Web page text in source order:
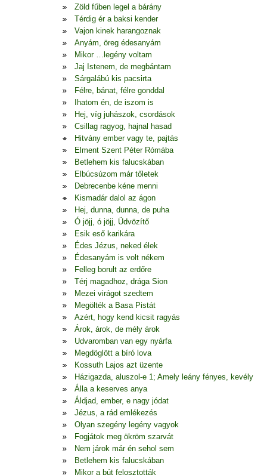
Zöld fűben legel a bárány
Térdig ér a baksi kender
Vajon kinek harangoznak
Anyám, öreg édesanyám
Mikor …legény voltam
Jaj Istenem, de megbántam
Sárgalábú kis pacsirta
Félre, bánat, félre gonddal
Ihatom én, de iszom is
Hej, víg juhászok, csordások
Csillag ragyog, hajnal hasad
Hitvány ember vagy te, pajtás
Elment Szent Péter Rómába
Betlehem kis falucskában
Elbúcsúzom már tőletek
Debrecenbe kéne menni
Kismadár dalol az ágon
Hej, dunna, dunna, de puha
Ó jöjj, ó jöjj, Üdvözítő
Esik eső karikára
Édes Jézus, neked élek
Édesanyám is volt nékem
Felleg borult az erdőre
Térj magadhoz, drága Sion
Mezei virágot szedtem
Megölték a Basa Pistát
Azért, hogy kend kicsit ragyás
Árok, árok, de mély árok
Udvaromban van egy nyárfa
Megdöglött a bíró lova
Kossuth Lajos azt üzente
Házigazda, aluszol-e 1; Amely leány fényes, kevély
Álla a keserves anya
Áldjad, ember, e nagy jódat
Jézus, a rád emlékezés
Olyan szegény legény vagyok
Fogjátok meg ökröm szarvát
Nem járok már én sehol sem
Betlehem kis falucskában
Mikor a bút felosztották